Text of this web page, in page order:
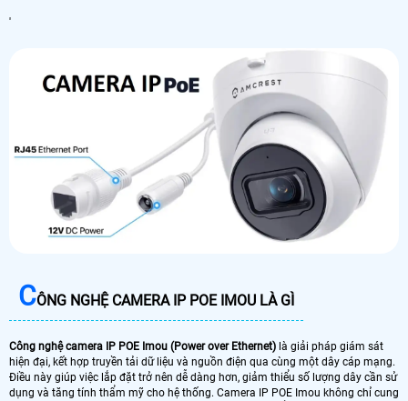
'
CÔNG NGHỆ CAMERA IP POE IMOU LÀ GÌ
Công nghệ camera IP POE Imou (Power over Ethernet) là giải pháp giám sát
hiện đại, kết hợp truyền tải dữ liệu và nguồn điện qua cùng một dây cáp mạng.
Điều này giúp việc lắp đặt trở nên dễ dàng hơn, giảm thiểu số lượng dây cần sử
dụng và tăng tính thẩm mỹ cho hệ thống. Camera IP POE Imou không chỉ cung